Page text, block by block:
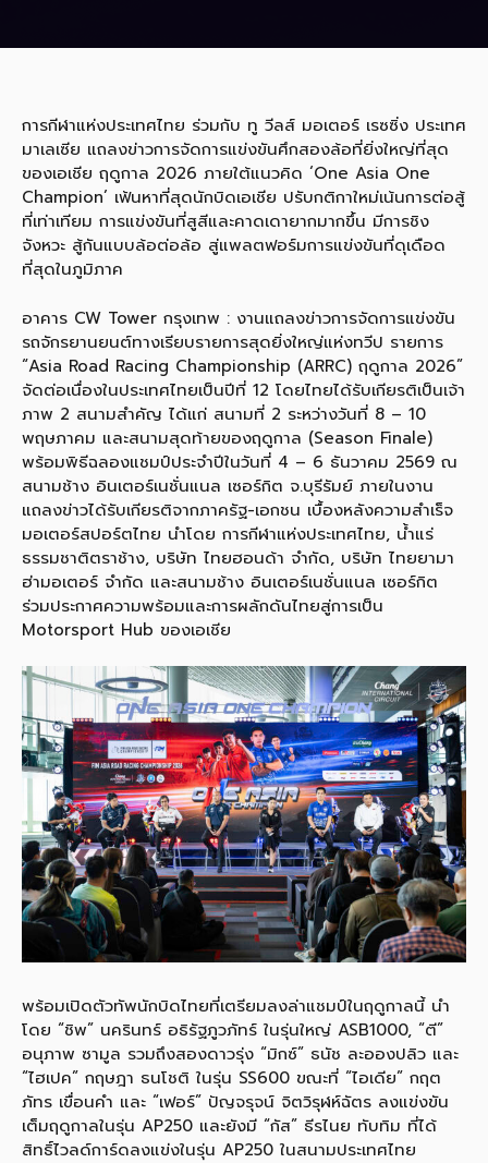
การกีฬาแห่งประเทศไทย ร่วมกับ ทู วีลส์ มอเตอร์ เรซซิ่ง ประเทศ
มาเลเซีย แถลงข่าวการจัดการแข่งขันศึกสองล้อที่ยิ่งใหญ่ที่สุด
ของเอเชีย ฤดูกาล 2026 ภายใต้แนวคิด ‘One Asia One
Champion’ เฟ้นหาที่สุดนักบิดเอเชีย ปรับกติกาใหม่เน้นการต่อสู้
ที่เท่าเทียม การแข่งขันที่สูสีและคาดเดายากมากขึ้น มีการชิง
จังหวะ สู้กันแบบล้อต่อล้อ สู่แพลตฟอร์มการแข่งขันที่ดุเดือด
ที่สุดในภูมิภาค
อาคาร CW Tower กรุงเทพ : งานแถลงข่าวการจัดการแข่งขัน
รถจักรยานยนต์ทางเรียบรายการสุดยิ่งใหญ่แห่งทวีป รายการ
“Asia Road Racing Championship (ARRC) ฤดูกาล 2026”
จัดต่อเนื่องในประเทศไทยเป็นปีที่ 12 โดยไทยได้รับเกียรติเป็นเจ้า
ภาพ 2 สนามสำคัญ ได้แก่ สนามที่ 2 ระหว่างวันที่ 8 – 10
พฤษภาคม และสนามสุดท้ายของฤดูกาล (Season Finale)
พร้อมพิธีฉลองแชมป์ประจำปีในวันที่ 4 – 6 ธันวาคม 2569 ณ
สนามช้าง อินเตอร์เนชั่นแนล เซอร์กิต จ.บุรีรัมย์ ภายในงาน
แถลงข่าวได้รับเกียรติจากภาครัฐ-เอกชน เบื้องหลังความสำเร็จ
มอเตอร์สปอร์ตไทย นำโดย การกีฬาแห่งประเทศไทย, น้ำแร่
ธรรมชาติตราช้าง, บริษัท ไทยฮอนด้า จำกัด, บริษัท ไทยยามา
ฮ่ามอเตอร์ จำกัด และสนามช้าง อินเตอร์เนชั่นแนล เซอร์กิต
ร่วมประกาศความพร้อมและการผลักดันไทยสู่การเป็น
Motorsport Hub ของเอเชีย
พร้อมเปิดตัวทัพนักบิดไทยที่เตรียมลงล่าแชมป์ในฤดูกาลนี้ นำ
โดย “ชิพ” นครินทร์ อธิรัฐภูวภัทร์ ในรุ่นใหญ่ ASB1000, “ตี”
อนุภาพ ซามูล รวมถึงสองดาวรุ่ง “มิกซ์” ธนัช ละอองปลิว และ
“ไฮเปค” กฤษฎา ธนโชติ ในรุ่น SS600 ขณะที่ “ไอเดีย” กฤต
ภัทร เขื่อนคำ และ “เฟอร์” ปัญจรุจน์ จิตวิรุฬห์ฉัตร ลงแข่งขัน
เต็มฤดูกาลในรุ่น AP250 และยังมี “กัส” ธีรไนย ทับทิม ที่ได้
สิทธิ์ไวลด์การ์ดลงแข่งในรุ่น AP250 ในสนามประเทศไทย